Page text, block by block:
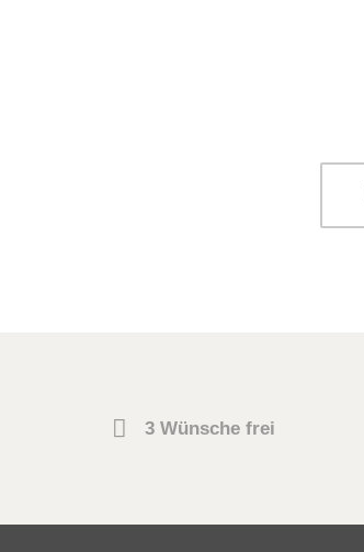
3 Wünsche frei